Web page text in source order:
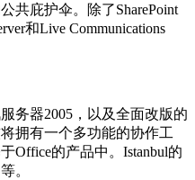
共庇护伞。除了SharePoint
和Live Communications
务器2005，以及全面改版的
拥有一个多功能的协作工
Office的产品中。Istanbul的
。